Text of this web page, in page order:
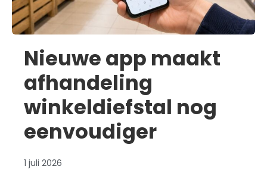
Nieuwe app maakt
afhandeling
winkeldiefstal nog
eenvoudiger
1 juli 2026